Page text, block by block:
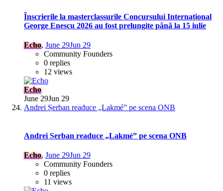
Înscrierile la masterclassurile Concursului Internațional
George Enescu 2026 au fost prelungite până la 15 iulie
Echo, June 29Jun 29
Community Founders
0 replies
12 views
Echo
June 29Jun 29
Andrei Șerban readuce „Lakmé” pe scena ONB
Andrei Șerban readuce „Lakmé” pe scena ONB
Echo, June 29Jun 29
Community Founders
0 replies
11 views